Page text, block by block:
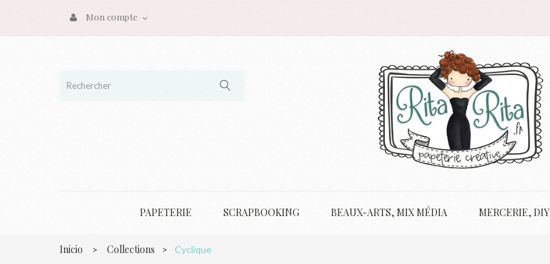
Mon compte
PAPETERIE SCRAPBOOKING BEAUX-ARTS, MIX MÉDIA MERCERIE, DIY
Inicio > Collections > Cyclique